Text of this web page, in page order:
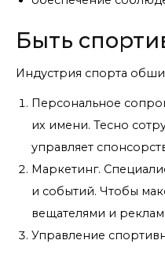
Быть
Индустрия спорта
Персональное
их имени. Тесно
управляет
Маркетинг.
и событий. Чтобы
вещателями и
Управление